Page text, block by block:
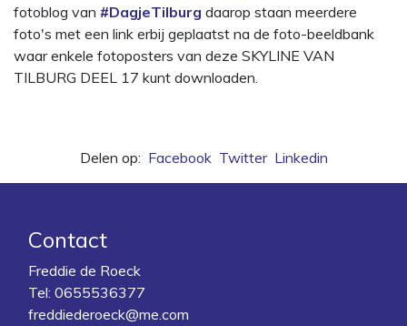
fotoblog van #DagjeTilburg daarop staan meerdere
foto's met een link erbij geplaatst na de foto-beeldbank
waar enkele fotoposters van deze SKYLINE VAN
TILBURG DEEL 17 kunt downloaden.
Delen op: Facebook Twitter Linkedin
Contact
Freddie de Roeck
Tel: 0655536377
freddiederoeck@me.com